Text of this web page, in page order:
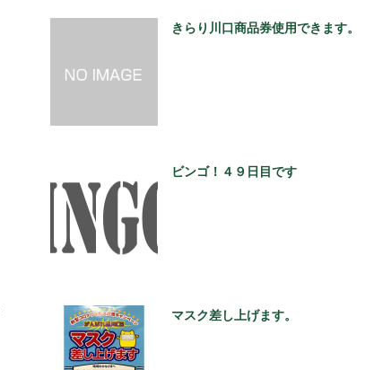
きらり川口商品券使用できます。
ビンゴ！４９日目です
マスク差し上げます。